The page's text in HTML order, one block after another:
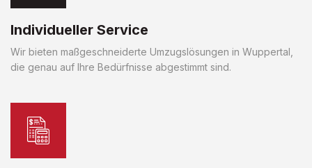
Individueller Service
Wir bieten maßgeschneiderte Umzugslösungen in Wuppertal,
die genau auf Ihre Bedürfnisse abgestimmt sind.